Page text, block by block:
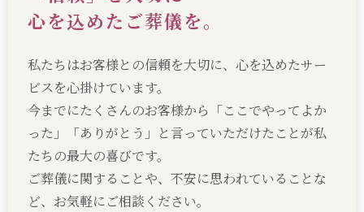
心を込めたご葬儀を。
私たちはお客様との信頼を大切に、心を込めたサー
ビスを心掛けています。
今までにたくさんのお客様から「ここでやってよか
った」「ありがとう」と言っていただけたことが私
たちの最大の喜びです。
ご葬儀に関することや、不安に思われていることな
ど、お気軽にご相談ください。